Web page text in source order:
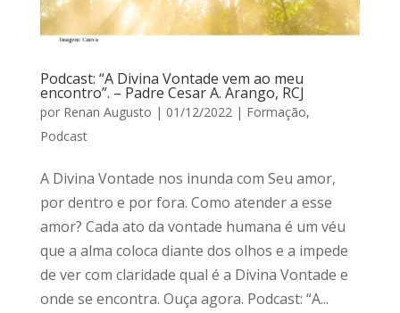
Podcast: “A Divina Vontade vem ao meu
encontro”. – Padre Cesar A. Arango, RCJ
por Renan Augusto | 01/12/2022 | Formação,
Podcast
A Divina Vontade nos inunda com Seu amor,
por dentro e por fora. Como atender a esse
amor? Cada ato da vontade humana é um véu
que a alma coloca diante dos olhos e a impede
de ver com claridade qual é a Divina Vontade e
onde se encontra. Ouça agora. Podcast: “A...